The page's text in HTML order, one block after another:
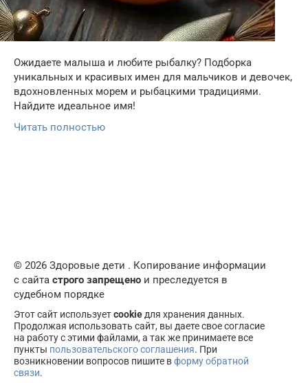
Ожидаете малыша и любите рыбалку? Подборка
уникальных и красивых имен для мальчиков и девочек,
вдохновленных морем и рыбацкими традициями.
Найдите идеальное имя!
Читать полностью
© 2026 Здоровые дети . Копирование информации
с сайта строго запрещено и преследуется в
судебном порядке
Этот сайт используетcookie для хранения данных.
Продолжая использовать сайт, вы даете свое согласие
на работу с этими файлами, а так же принимаете все
пункты пользовательского соглашения. При
возникновении вопросов пишите вформу обратной
связи.